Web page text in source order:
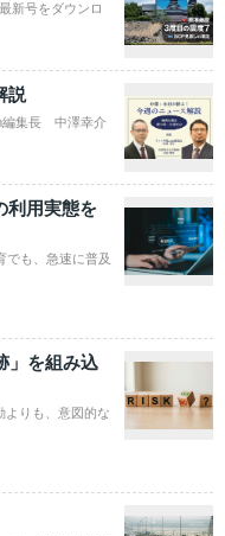
新号をダウンロ
説
編集長 中澤幸介
利用実態を
でも、急速に普及
」を組み込
よりも、意図的な